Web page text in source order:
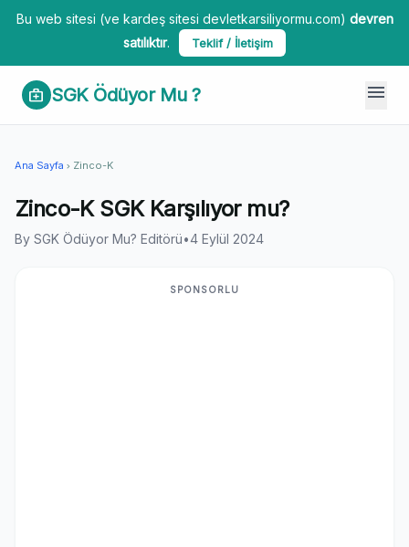
Bu web sitesi (ve kardeş sitesi devletkarsiliyormu.com) devren
satılıktır. Teklif / İletişim
medical_services SGK Ödüyor Mu ? menu
Ana Sayfa chevron_right Zinco-K
Zinco-K SGK Karşılıyor mu?
By SGK Ödüyor Mu? Editörü•4 Eylül 2024
SPONSORLU